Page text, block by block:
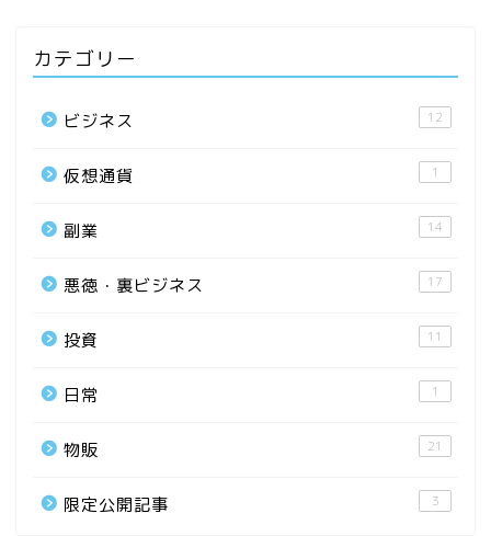
カテゴリー
ビジネス 12
仮想通貨 1
副業 14
悪徳・裏ビジネス 17
投資 11
日常 1
物販 21
限定公開記事 3